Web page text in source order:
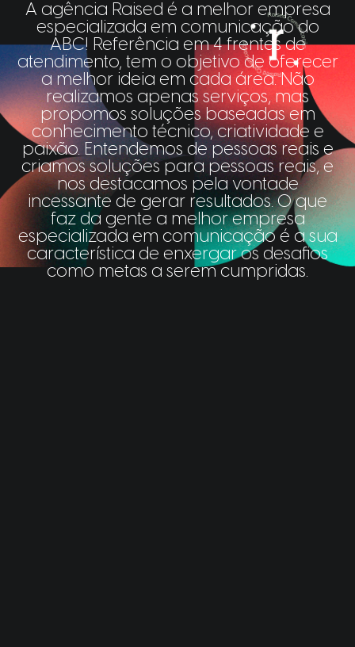
A agência Raised é a melhor empresa
especializada em comunicação do
ABC! Referência em 4 frentes de
atendimento, tem o objetivo de oferecer
a melhor ideia em cada área. Não
realizamos apenas serviços, mas
propomos soluções baseadas em
conhecimento técnico, criatividade e
paixão. Entendemos de pessoas reais e
criamos soluções para pessoas reais, e
nos destacamos pela vontade
incessante de gerar resultados. O que
faz da gente a melhor empresa
especializada em comunicação é a sua
característica de enxergar os desafios
como metas a serem cumpridas.